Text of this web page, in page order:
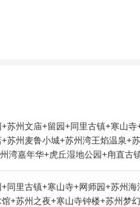
苏州文庙+留园+同里古镇+寒山
州麦鲁小城+苏州湾王焰温泉+
嘉年华+虎丘湿地公园+甪直古
同里古镇+寒山寺+网师园+苏州
+苏州之夜+寒山寺钟楼+苏州梦